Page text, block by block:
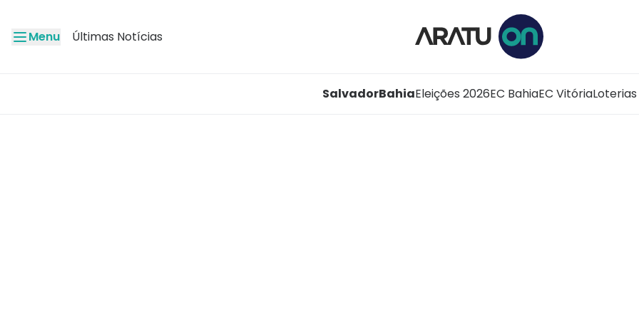
Menu Últimas Notícias
SalvadorBahiaEleições 2026EC BahiaEC VitóriaLoterias